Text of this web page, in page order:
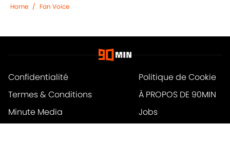
Home / Fan Voice
Confidentialité
Politique de Cookie
Termes & Conditions
À PROPOS DE 90MIN
Minute Media
Jobs